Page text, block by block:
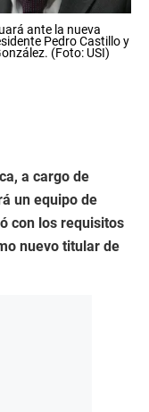
ante la nueva
Pedro Castillo y
(Foto: USI)
a cargo de
un equipo de
con los requisitos
nuevo titular de